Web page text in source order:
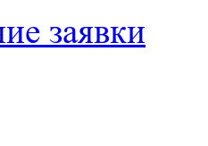
заявки